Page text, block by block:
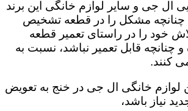
ال جی و سایر لوازم خانگی این برند
چنانچه مشکل را در قطعه تشخیص
خود را در راستای تعمیر قطعه
و چنانچه قابل تعمیر نباشد، نسبت به
کنند.
لوازم خانگی ال جی در خنج به تعویض
نیاز باشد،